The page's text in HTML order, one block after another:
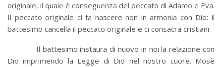
originale, il quale è conseguenza del peccato di Adamo e Eva.
Il peccato originale ci fa nascere non in armonia con Dio: il
battesimo cancella il peccato originale e ci consacra cristiani.
Il battesimo instaura di nuovo in noi la relazione con
Dio imprimendo la Legge di Dio nel nostro cuore. Mosè